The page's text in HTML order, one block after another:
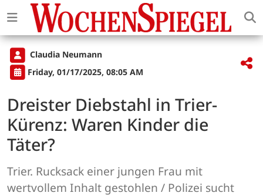
Claudia Neumann
Friday, 01/17/2025, 08:05 AM
Dreister Diebstahl in Trier-
Kürenz: Waren Kinder die
Täter?
Trier. Rucksack einer jungen Frau mit
wertvollem Inhalt gestohlen / Polizei sucht